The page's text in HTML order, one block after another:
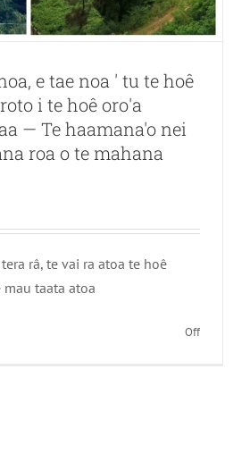
e tae noa ' tu te hoê
i te hoê oro'a
— Te haamana'o nei
roa o te mahana
râ, te vai ra atoa te hoê
taata atoa
Offi